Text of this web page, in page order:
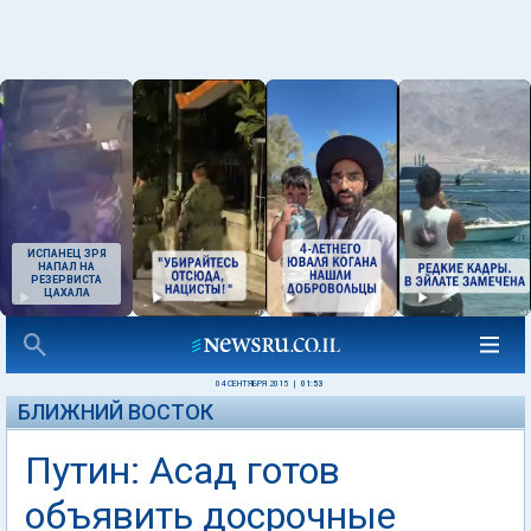
ИСПАНЕЦ ЗРЯ
НАПАЛ НА
РЕЗЕРВИСТА
ЦАХАЛА
04 СЕНТЯБРЯ 2015 01:53
БЛИЖНИЙ ВОСТОК
Путин: Асад готов
объявить досрочные